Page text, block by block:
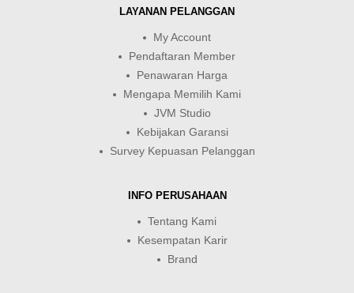
LAYANAN PELANGGAN
My Account
Pendaftaran Member
Penawaran Harga
Mengapa Memilih Kami
JVM Studio
Kebijakan Garansi
Survey Kepuasan Pelanggan
INFO PERUSAHAAN
Tentang Kami
Kesempatan Karir
Brand